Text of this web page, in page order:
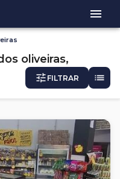
oliveiras,
FILTRAR